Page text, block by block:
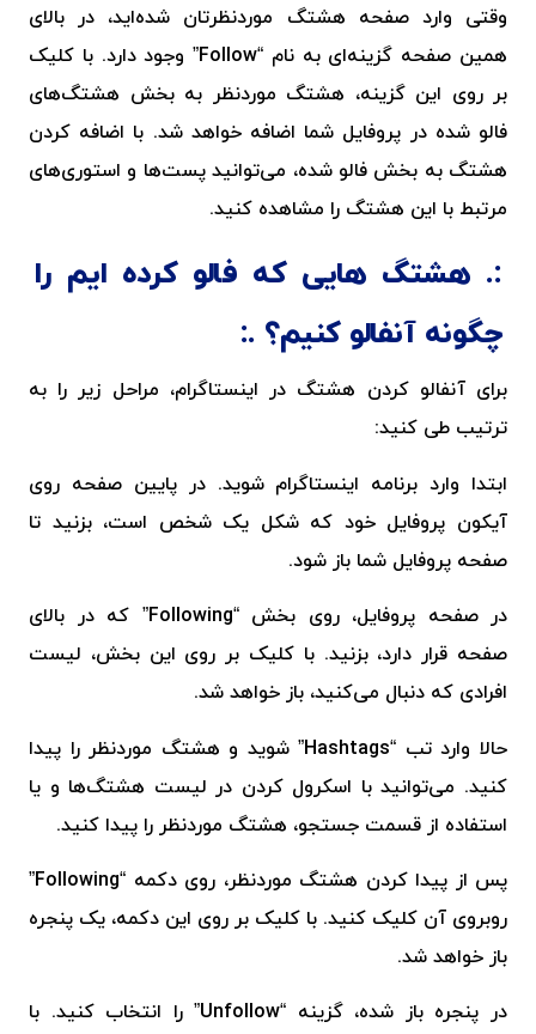
وقتی وارد صفحه هشتگ موردنظرتان شده‌اید، در بالای
همین صفحه گزینه‌ای به نام “Follow” وجود دارد. با کلیک
بر روی این گزینه، هشتگ موردنظر به بخش هشتگ‌های
فالو شده در پروفایل شما اضافه خواهد شد. با اضافه کردن
هشتگ به بخش فالو شده، می‌توانید پست‌ها و استوری‌های
مرتبط با این هشتگ را مشاهده کنید.
هشتگ هایی که فالو کرده ایم را
چگونه آنفالو کنیم؟
برای آنفالو کردن هشتگ در اینستاگرام، مراحل زیر را به
ترتیب طی کنید:
ابتدا وارد برنامه اینستاگرام شوید. در پایین صفحه روی
آیکون پروفایل خود که شکل یک شخص است، بزنید تا
صفحه پروفایل شما باز شود.
در صفحه پروفایل، روی بخش “Following” که در بالای
صفحه قرار دارد، بزنید. با کلیک بر روی این بخش، لیست
افرادی که دنبال می‌کنید، باز خواهد شد.
حالا وارد تب “Hashtags” شوید و هشتگ موردنظر را پیدا
کنید. می‌توانید با اسکرول کردن در لیست هشتگ‌ها و یا
استفاده از قسمت جستجو، هشتگ موردنظر را پیدا کنید.
پس از پیدا کردن هشتگ موردنظر، روی دکمه “Following
”
روبروی آن کلیک کنید. با کلیک بر روی این دکمه، یک پنجره
باز خواهد شد.
در پنجره باز شده، گزینه “Unfollow” را انتخاب کنید. با